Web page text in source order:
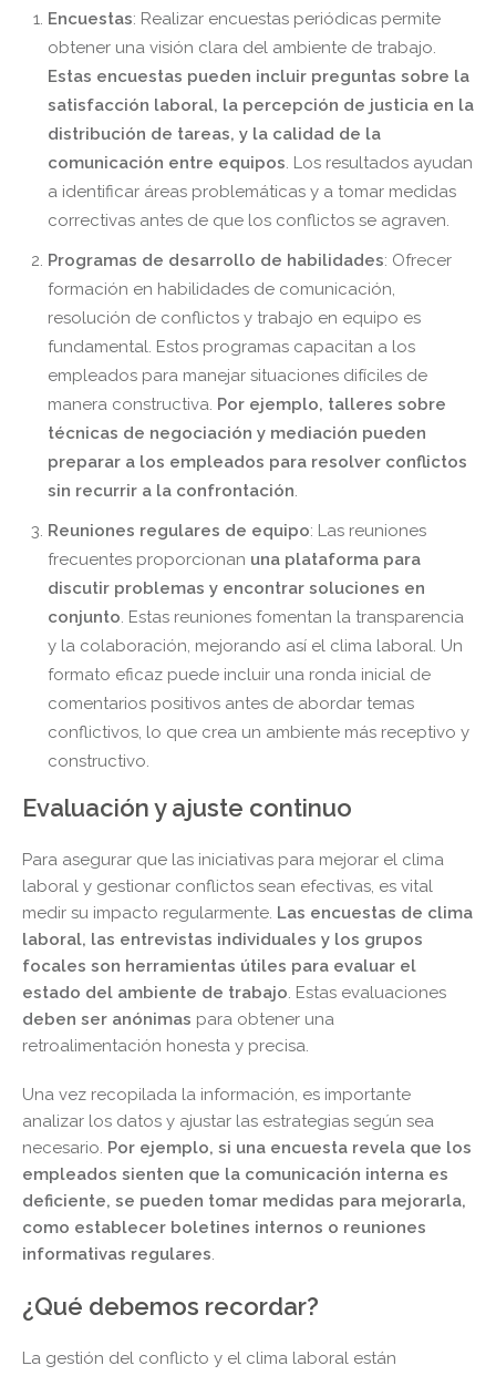
Encuestas: Realizar encuestas periódicas permite
obtener una visión clara del ambiente de trabajo.
Estas encuestas pueden incluir preguntas sobre la
satisfacción laboral, la percepción de justicia en la
distribución de tareas, y la calidad de la
comunicación entre equipos. Los resultados ayudan
a identificar áreas problemáticas y a tomar medidas
correctivas antes de que los conflictos se agraven.
Programas de desarrollo de habilidades: Ofrecer
formación en habilidades de comunicación,
resolución de conflictos y trabajo en equipo es
fundamental. Estos programas capacitan a los
empleados para manejar situaciones difíciles de
manera constructiva. Por ejemplo, talleres sobre
técnicas de negociación y mediación pueden
preparar a los empleados para resolver conflictos
sin recurrir a la confrontación.
Reuniones regulares de equipo: Las reuniones
frecuentes proporcionan una plataforma para
discutir problemas y encontrar soluciones en
conjunto. Estas reuniones fomentan la transparencia
y la colaboración, mejorando así el clima laboral. Un
formato eficaz puede incluir una ronda inicial de
comentarios positivos antes de abordar temas
conflictivos, lo que crea un ambiente más receptivo y
constructivo.
Evaluación y ajuste continuo
Para asegurar que las iniciativas para mejorar el clima
laboral y gestionar conflictos sean efectivas, es vital
medir su impacto regularmente. Las encuestas de clima
laboral, las entrevistas individuales y los grupos
focales son herramientas útiles para evaluar el
estado del ambiente de trabajo. Estas evaluaciones
deben ser anónimas para obtener una
retroalimentación honesta y precisa.
Una vez recopilada la información, es importante
analizar los datos y ajustar las estrategias según sea
necesario. Por ejemplo, si una encuesta revela que los
empleados sienten que la comunicación interna es
deficiente, se pueden tomar medidas para mejorarla,
como establecer boletines internos o reuniones
informativas regulares.
¿Qué debemos recordar?
La gestión del conflicto y el clima laboral están